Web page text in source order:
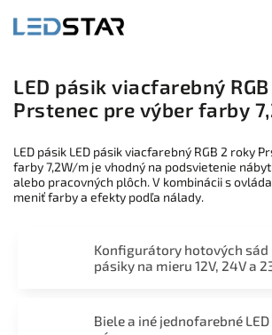
LED pásik viacfarebný
Prstenec pre výber farby
LED pásik LED pásik viacfarebný RGB 2 roky
farby 7,2W/m je vhodný na podsvietenie
alebo pracovných plôch. V kombinácii s
meniť farby a efekty podľa nálady.
Konfigurátory hotových sád
pásiky na mieru 12V, 24V a
Biele a iné jednofarebné